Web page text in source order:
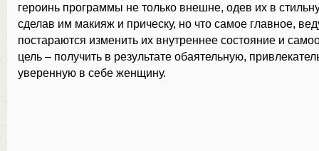
героинь программы не только внешне, одев их в
сделав им макияж и прическу, но что самое главное,
постараются изменить их внутреннее состояние и
цель – получить в результате обаятельную,
уверенную в себе женщину.